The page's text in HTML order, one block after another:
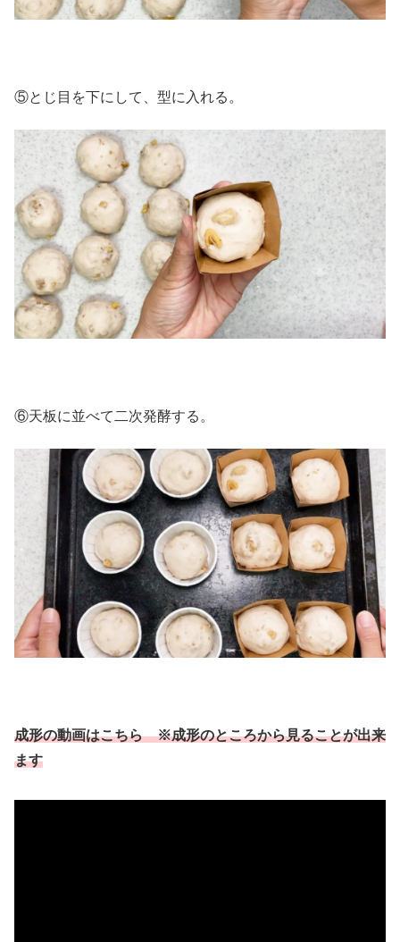
⑤とじ目を下にして、型に入れる。
⑥天板に並べて二次発酵する。
成形の動画はこちら ※成形のところから見ることが出来
ます